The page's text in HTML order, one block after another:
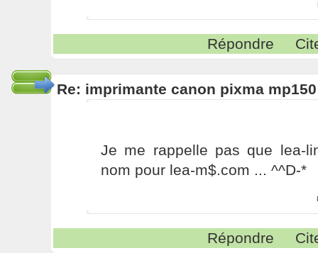
Répondre
Re: imprimante canon pixma mp150
Je me rappelle pas que lea-
nom pour lea-m$.com ... ^^D-*
Répondre